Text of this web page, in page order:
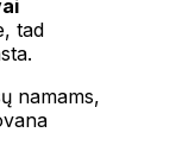
tad
namams,